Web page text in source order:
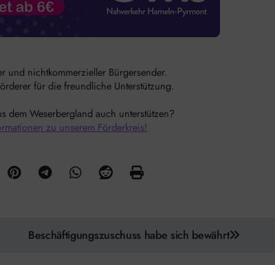
und nichtkommerzieller Bürgersender.
für die freundliche Unterstützung.
dem Weserbergland auch unterstützen?
zu unserem Förderkreis!
Beschäftigungszuschuss habe sich bewährt